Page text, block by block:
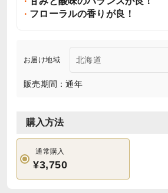
フローラルの香りが良！
お届け地域
販売期間：通年
購入方法
通常購入
¥3,750